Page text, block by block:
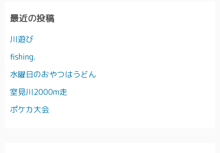
最近の投稿
川遊び
fishing.
水曜日のおやつはうどん
室見川2000m走
ポケカ大会